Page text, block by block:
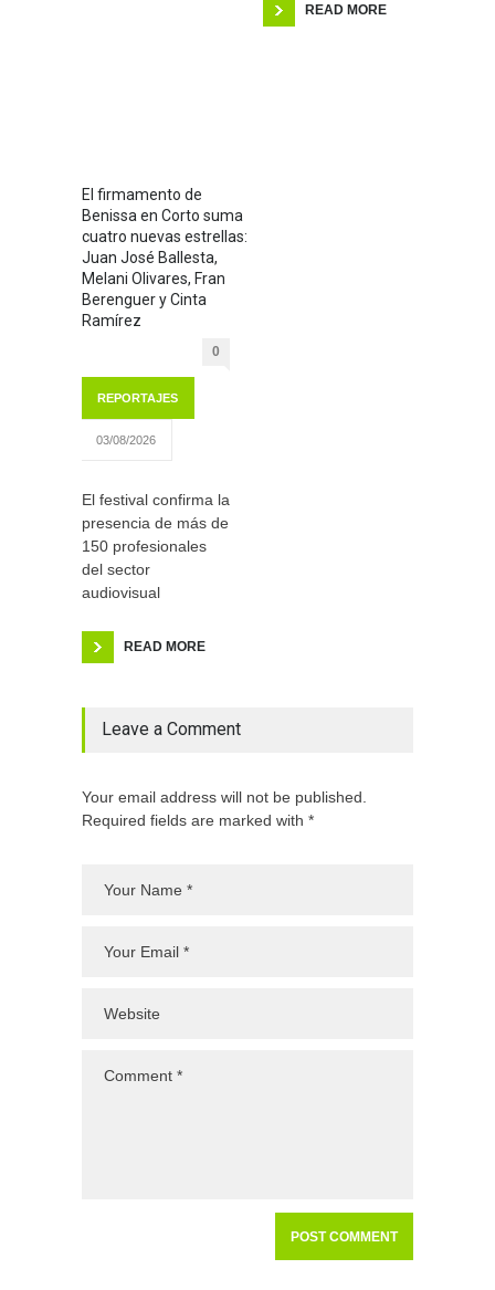
READ MORE
El firmamento de
Benissa en Corto suma
cuatro nuevas estrellas:
Juan José Ballesta,
Melani Olivares, Fran
Berenguer y Cinta
Ramírez
0
REPORTAJES
03/08/2026
El festival confirma la
presencia de más de
150 profesionales
del sector
audiovisual
READ MORE
Leave a Comment
Your email address will not be published.
Required fields are marked with *